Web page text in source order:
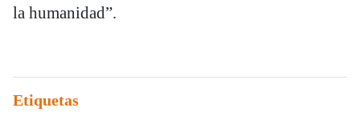
la humanidad”.
Etiquetas